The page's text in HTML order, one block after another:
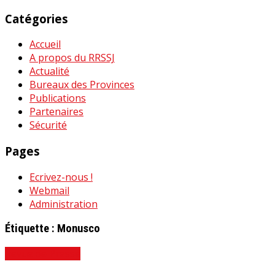
Catégories
Accueil
A propos du RRSSJ
Actualité
Bureaux des Provinces
Publications
Partenaires
Sécurité
Pages
Ecrivez-nous !
Webmail
Administration
Étiquette : Monusco